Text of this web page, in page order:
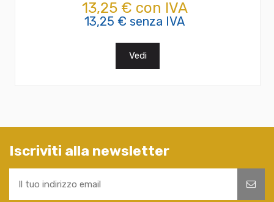
13,25 € con IVA
13,25 € senza IVA
Vedi
Iscriviti alla newsletter